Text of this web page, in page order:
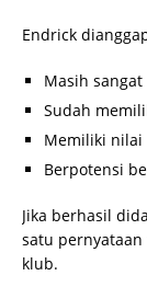
Endrick
Masih
Sudah
Memiliki nilai
Berpotensi
Jika berhasil
satu
klub.